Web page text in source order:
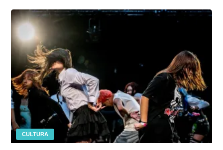
CULTURA